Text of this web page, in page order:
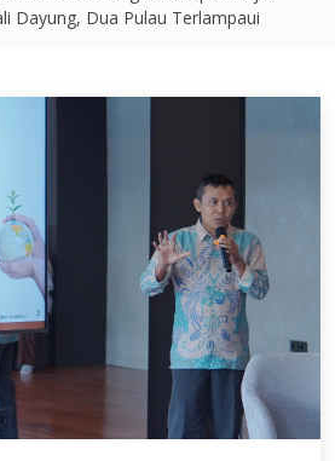
Dayung, Dua Pulau Terlampaui